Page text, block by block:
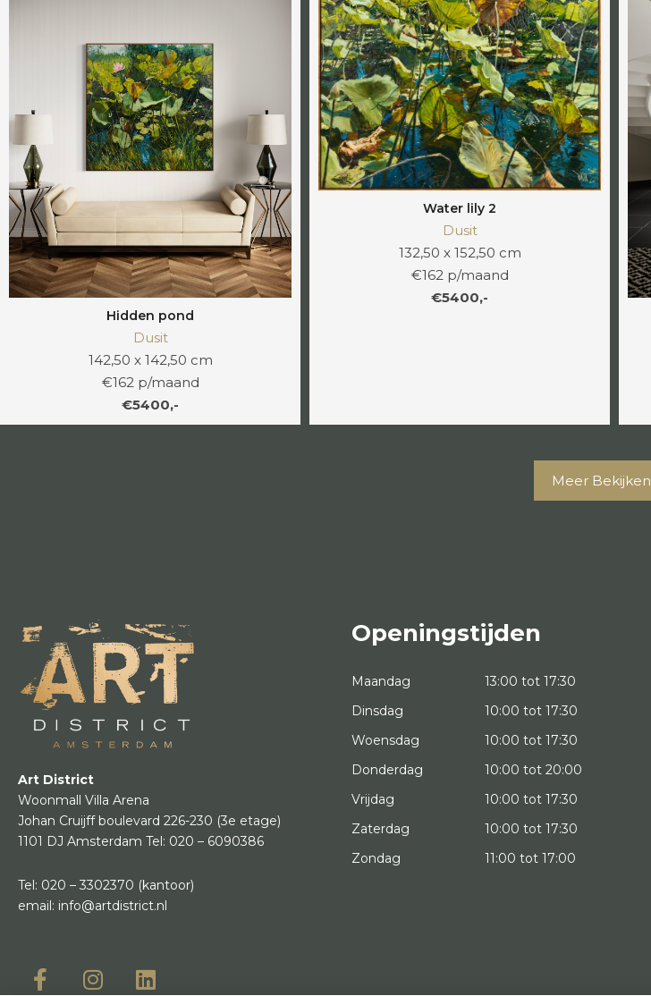
Hidden pond
Dusit
142,50 x 142,50 cm
€162 p/maand
€5400,-
Water lily 2
Dusit
132,50 x 152,50 cm
€162 p/maand
€5400,-
Meer Bekijken
Art District
Woonmall Villa Arena
Johan Cruijff boulevard 226-230 (3e etage)
1101 DJ Amsterdam Tel: 020 – 6090386
Tel: 020 – 3302370 (kantoor)
email: info@artdistrict.nl
Openingstijden
Maandag
13:00 tot 17:30
Dinsdag
10:00 tot 17:30
Woensdag
10:00 tot 17:30
Donderdag
10:00 tot 20:00
Vrijdag
10:00 tot 17:30
Zaterdag
10:00 tot 17:30
Zondag
11:00 tot 17:00